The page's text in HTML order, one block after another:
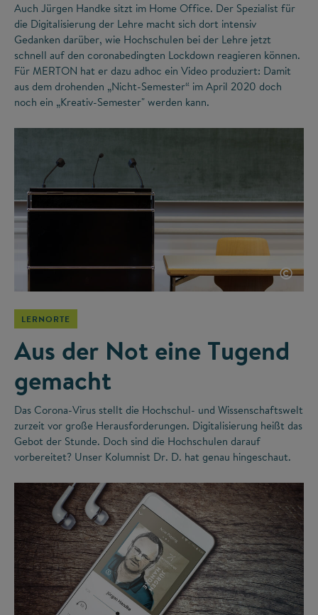
Auch Jürgen Handke sitzt im Home Office. Der Spezialist für
die Digitalisierung der Lehre macht sich dort intensiv
Gedanken darüber, wie Hochschulen bei der Lehre jetzt
schnell auf den coronabedingten Lockdown reagieren können.
Für MERTON hat er dazu adhoc ein Video produziert: Damit
aus dem drohenden „Nicht-Semester“ im April 2020 doch
noch ein „Kreativ-Semester" werden kann.
©
LERNORTE
Aus der Not eine Tugend
gemacht
Das Corona-Virus stellt die Hochschul- und Wissenschaftswelt
zurzeit vor große Herausforderungen. Digitalisierung heißt das
Gebot der Stunde. Doch sind die Hochschulen darauf
vorbereitet? Unser Kolumnist Dr. D. hat genau hingeschaut.